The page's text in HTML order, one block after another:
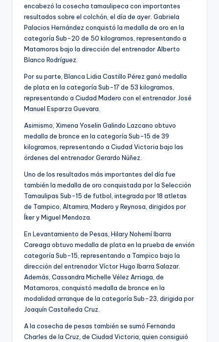
encabezó la cosecha tamaulipeca con importantes
resultados sobre el colchón, el día de ayer. Gabriela
Palacios Hernández conquistó la medalla de oro en la
categoría Sub-20 de 50 kilogramos, representando a
Matamoros bajo la dirección del entrenador Alberto
Blanco Rodríguez.
Por su parte, Blanca Lidia Castillo Pérez ganó medalla
de plata en la categoría Sub-17 de 53 kilogramos,
representando a Ciudad Madero con el entrenador José
Manuel Esparza Guevara.
Asimismo, Ximena Yoselin Galindo Lazcano obtuvo
medalla de bronce en la categoría Sub-15 de 39
kilogramos, representando a Ciudad Victoria bajo las
órdenes del entrenador Gerardo Núñez.
Uno de los resultados más importantes del día fue
también la medalla de oro conquistada por la Selección
Tamaulipas Sub-15 de futbol, integrada por 18 atletas
de Tampico, Altamira, Madero y Reynosa, dirigidos por
Íker y Miguel Mendoza.
En Levantamiento de Pesas, Hilary Nohemí Ibarra
Careaga obtuvo medalla de plata en la prueba de envión
categoría Sub-15, representando a Tampico bajo la
dirección del entrenador Víctor Hugo Ibarra Salazar.
Además, Cassandra Michelle Vélez Arriaga, de
Matamoros, conquistó medalla de bronce en la
modalidad arranque de la categoría Sub-23, dirigida por
Joaquín Castañeda Cruz.
A la cosecha de pesas también se sumó Fernanda
Charles de la Cruz, de Ciudad Victoria, quien consiguió